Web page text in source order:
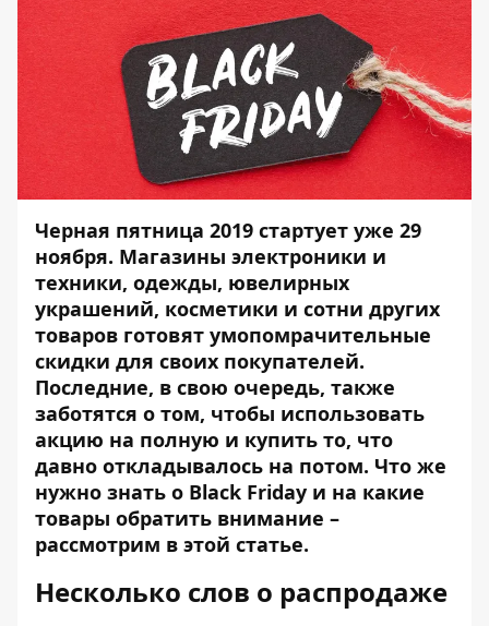
Черная пятница 2019 стартует уже 29
ноября. Магазины электроники и
техники, одежды, ювелирных
украшений, косметики и сотни других
товаров готовят умопомрачительные
скидки для своих покупателей.
Последние, в свою очередь, также
заботятся о том, чтобы использовать
акцию на полную и купить то, что
давно откладывалось на потом. Что же
нужно знать о Black Friday и на какие
товары обратить внимание –
рассмотрим в этой статье.
Несколько слов о распродаже